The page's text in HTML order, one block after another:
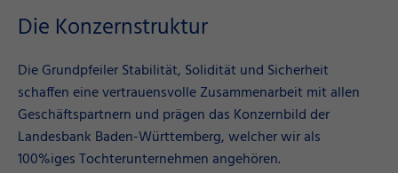
Die Konzernstruktur
Die Grundpfeiler Stabilität, Solidität und Sicherheit
schaffen eine vertrauensvolle Zusammenarbeit mit allen
Geschäftspartnern und prägen das Konzernbild der
Landesbank Baden-Württemberg, welcher wir als
100%iges Tochterunternehmen angehören.